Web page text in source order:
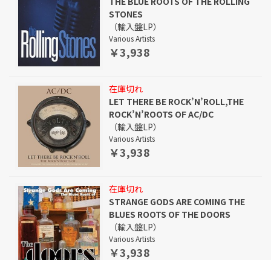
STONES
（輸入盤LP）
Various Artists
￥3,938
在庫切れ
LET THERE BE ROCK’N’ROLL,THE
ROCK’N’ROOTS OF AC/DC
（輸入盤LP）
Various Artists
￥3,938
在庫切れ
STRANGE GODS ARE COMING THE
BLUES ROOTS OF THE DOORS
（輸入盤LP）
Various Artists
￥3,938